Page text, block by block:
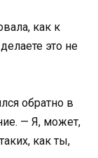
как к
это не
обратно в
— Я, может,
как ты,